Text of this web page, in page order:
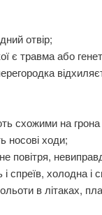
отвір;
є травма або
схожими на грона
носові ходи;
повітря,
спреїв, холодна і
в літаках,